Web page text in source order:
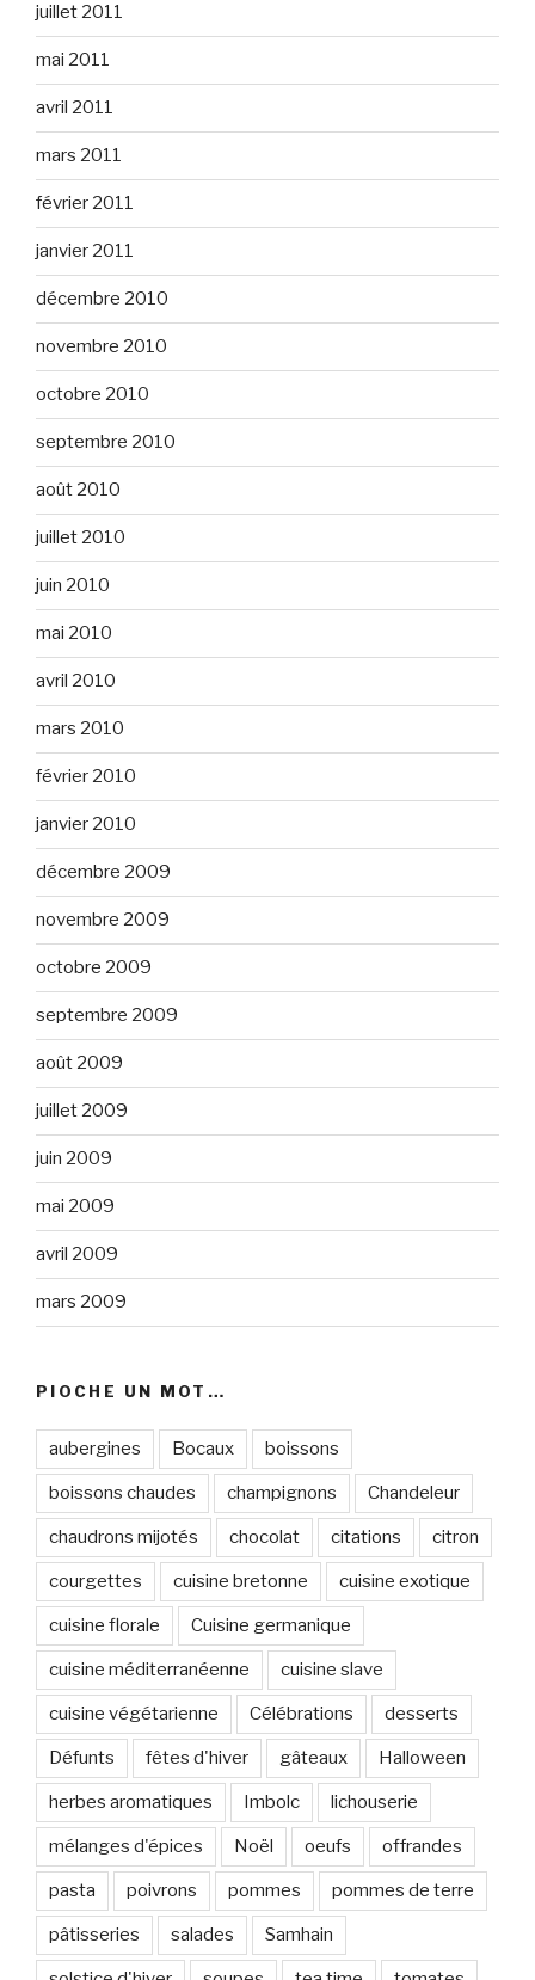
juillet 2011
mai 2011
avril 2011
mars 2011
février 2011
janvier 2011
décembre 2010
novembre 2010
octobre 2010
septembre 2010
août 2010
juillet 2010
juin 2010
mai 2010
avril 2010
mars 2010
février 2010
janvier 2010
décembre 2009
novembre 2009
octobre 2009
septembre 2009
août 2009
juillet 2009
juin 2009
mai 2009
avril 2009
mars 2009
PIOCHE UN MOT…
aubergines Bocaux boissons
boissons chaudes champignons Chandeleur
chaudrons mijotés chocolat citations citron
courgettes cuisine bretonne cuisine exotique
cuisine florale Cuisine germanique
cuisine méditerranéenne cuisine slave
cuisine végétarienne Célébrations desserts
Défunts fêtes d'hiver gâteaux Halloween
herbes aromatiques Imbolc lichouserie
mélanges d'épices Noël oeufs offrandes
pasta poivrons pommes pommes de terre
pâtisseries salades Samhain